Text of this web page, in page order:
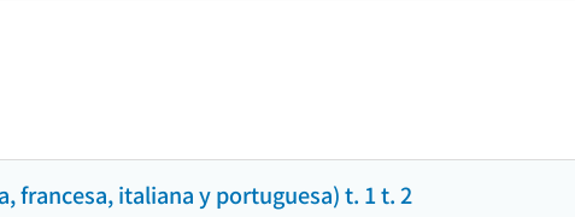
francesa, italiana y portuguesa) t. 1 t. 2